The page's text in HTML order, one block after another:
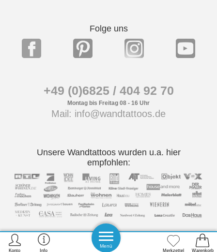
Folge uns
+49 (0)6825 / 404 92 70
Montag bis Freitag 08 - 16 Uhr
Mail: info@wandtattoos.de
Unsere Wandtattoos wurden u.a. hier
empfohlen:
Warenkorb
Merkzettel
Menü
Konto Info